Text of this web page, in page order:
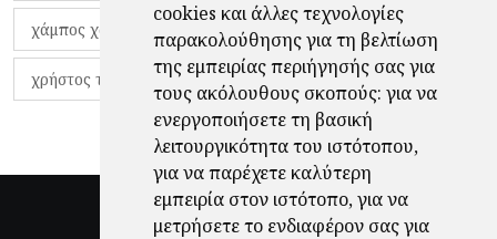
cookies και άλλες τεχνολογίες
παρακολούθησης για τη βελτίωση
της εμπειρίας περιήγησής σας για
τους ακόλουθους σκοπούς: για να
ενεργοποιήσετε τη βασική
λειτουργικότητα του ιστότοπου,
για να παρέχετε καλύτερη
εμπειρία στον ιστότοπο,για να
μετρήσετε το ενδιαφέρον σας για
χάμπος χαραλάμπους χάρι πότερ
χρήστος τζόλης